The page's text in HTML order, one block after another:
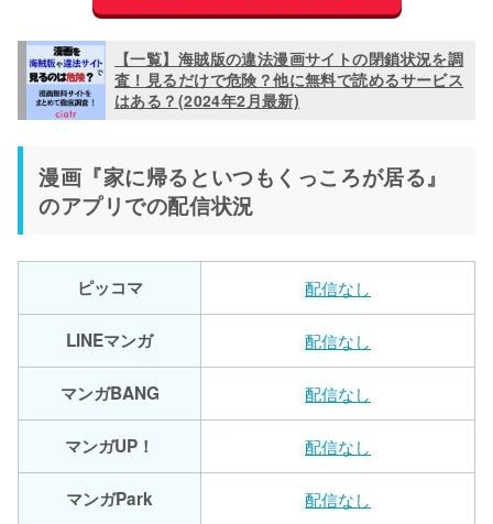
【一覧】海賊版の違法漫画サイトの閉鎖状況を調
査！見るだけで危険？他に無料で読めるサービス
はある？(2024年2月最新)
漫画『家に帰るといつもくっころが居る』
のアプリでの配信状況
ピッコマ 配信なし
LINEマンガ 配信なし
マンガBANG 配信なし
マンガUP！ 配信なし
マンガPark 配信なし